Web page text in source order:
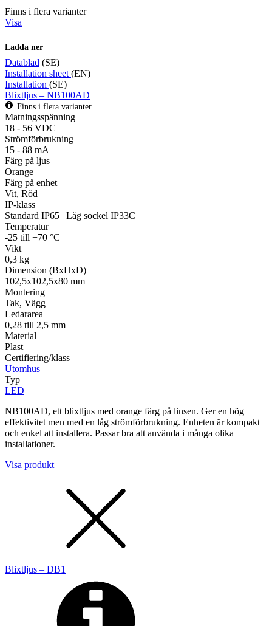
Finns i flera varianter
Visa
Ladda ner
Datablad (SE)
Installation sheet (EN)
Installation (SE)
Blixtljus – NB100AD
Finns i flera varianter
Matningsspänning
18 - 56 VDC
Strömförbrukning
15 - 88 mA
Färg på ljus
Orange
Färg på enhet
Vit, Röd
IP-klass
Standard IP65 | Låg sockel IP33C
Temperatur
-25 till +70 °C
Vikt
0,3 kg
Dimension (BxHxD)
102,5x102,5x80 mm
Montering
Tak, Vägg
Ledararea
0,28 till 2,5 mm
Material
Plast
Certifiering/klass
Utomhus
Typ
LED
NB100AD, ett blixtljus med orange färg på linsen. Ger en hög
effektivitet men med en låg strömförbrukning. Enheten är kompakt
och enkel att installera. Passar bra att använda i många olika
installationer.
Visa produkt
Blixtljus – DB1